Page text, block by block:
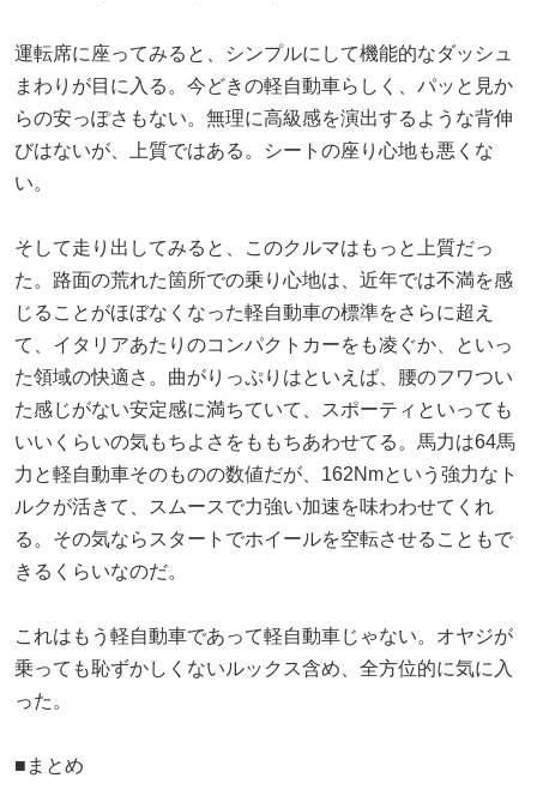
運転席に座ってみると、シンプルにして機能的なダッシュ
まわりが目に入る。今どきの軽自動車らしく、パッと見か
らの安っぽさもない。無理に高級感を演出するような背伸
びはないが、上質ではある。シートの座り心地も悪くな
い。
そして走り出してみると、このクルマはもっと上質だっ
た。路面の荒れた箇所での乗り心地は、近年では不満を感
じることがほぼなくなった軽自動車の標準をさらに超え
て、イタリアあたりのコンパクトカーをも凌ぐか、といっ
た領域の快適さ。曲がりっぷりはといえば、腰のフワつい
た感じがない安定感に満ちていて、スポーティといっても
いいくらいの気もちよさをももちあわせてる。馬力は64馬
力と軽自動車そのものの数値だが、162Nmという強力なト
ルクが活きて、スムースで力強い加速を味わわせてくれ
る。その気ならスタートでホイールを空転させることもで
きるくらいなのだ。
これはもう軽自動車であって軽自動車じゃない。オヤジが
乗っても恥ずかしくないルックス含め、全方位的に気に入
った。
■まとめ